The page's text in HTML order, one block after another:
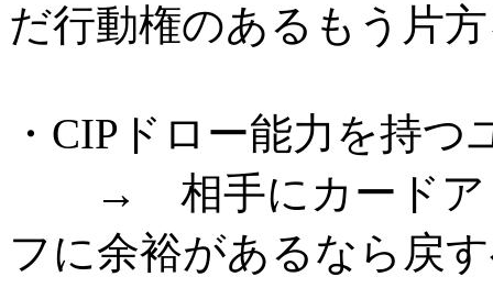
だ行動権のあるもう片
・CIPドロー能力を持
→ 相手にカードアド
フに余裕があるなら戻